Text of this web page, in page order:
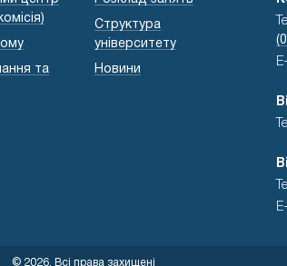
та
Структура
університету
Новини
© 2026, Всі права захищені